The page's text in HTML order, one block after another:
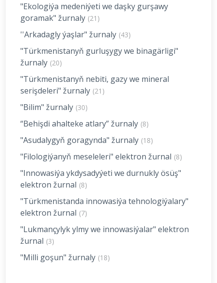
"Ekologiýa medeniýeti we daşky gurşawy
goramak" žurnaly (21)
''Arkadagly ýaşlar" žurnaly (43)
"Türkmenistanyň gurluşygy we binagärligi"
žurnaly (20)
"Türkmenistanyň nebiti, gazy we mineral
serişdeleri" žurnaly (21)
"Bilim" žurnaly (30)
“Behişdi ahalteke atlary” žurnaly (8)
"Asudalygyň goragynda" žurnaly (18)
"Filologiýanyň meseleleri" elektron žurnal (8)
"Innowasiýa ykdysadyýeti we durnukly ösüş"
elektron žurnal (8)
"Türkmenistanda innowasiýa tehnologiýalary"
elektron žurnal (7)
"Lukmançylyk ylmy we innowasiýalar" elektron
žurnal (3)
"Milli goşun" žurnaly (18)